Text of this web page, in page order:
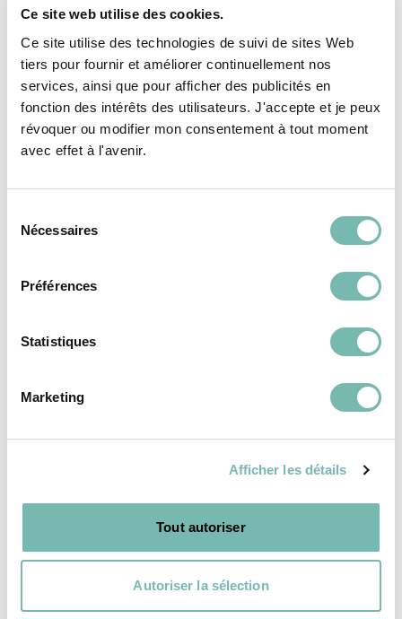
Ce site web utilise des cookies.
Ce site utilise des technologies de suivi de sites Web
tiers pour fournir et améliorer continuellement nos
services, ainsi que pour afficher des publicités en
fonction des intérêts des utilisateurs. J'accepte et je peux
révoquer ou modifier mon consentement à tout moment
avec effet à l'avenir.
Nécessaires
Préférences
Statistiques
Marketing
Afficher les détails
Tout autoriser
Autoriser la sélection
Vous pourriez aussi
aimer...
PÉPITES
Sac Pascale Rayé
80,00 €
Sac Pascale Label
Orange
80,00 €